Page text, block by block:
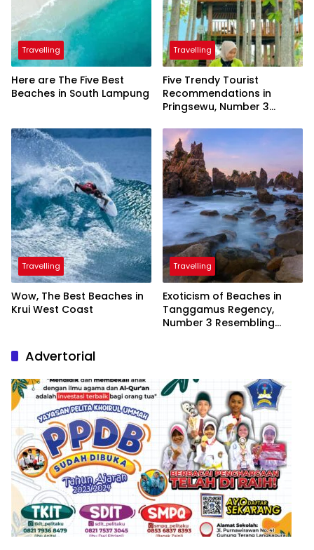
Travelling
Here are The Five Best
Beaches in South Lampung
Travelling
Five Trendy Tourist
Recommendations in
Pringsewu, Number 3
President
Travelling
Wow, The Best Beaches in
Krui West Coast
Travelling
Exoticism of Beaches in
Tanggamus Regency,
Number 3 Resembling
Advertorial